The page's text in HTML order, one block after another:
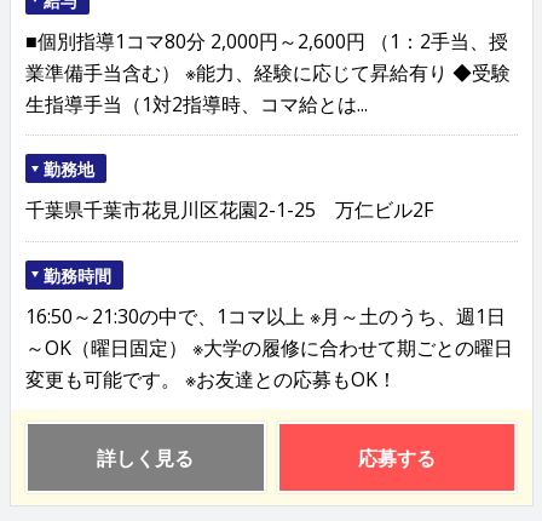
■個別指導1コマ80分 2,000円～2,600円 （1：2手当、授
業準備手当含む） ※能力、経験に応じて昇給有り ◆受験
生指導手当（1対2指導時、コマ給とは...
勤務地
千葉県千葉市花見川区花園2-1-25 万仁ビル2F
勤務時間
16:50～21:30の中で、1コマ以上 ※月～土のうち、週1日
～OK（曜日固定） ※大学の履修に合わせて期ごとの曜日
変更も可能です。 ※お友達との応募もOK！
詳しく見る 応募する